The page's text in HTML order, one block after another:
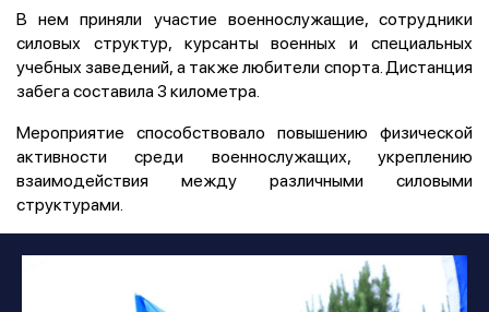
В нем приняли участие военнослужащие, сотрудники
силовых структур, курсанты военных и специальных
учебных заведений, а также любители спорта. Дистанция
забега составила 3 километра.
Мероприятие способствовало повышению физической
активности среди военнослужащих, укреплению
взаимодействия между различными силовыми
структурами.